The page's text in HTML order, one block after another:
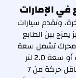
الإمارات
وتقدم سيارات
بين الطابع
محرك تشمل سعة
1.5 لتر TwinPower Turbo ثلاثي الأسطوانات أو سعة 2.0 لتر
TwinPower Turbo رباعي الأسطوانات، مع ناقل حركة من 7